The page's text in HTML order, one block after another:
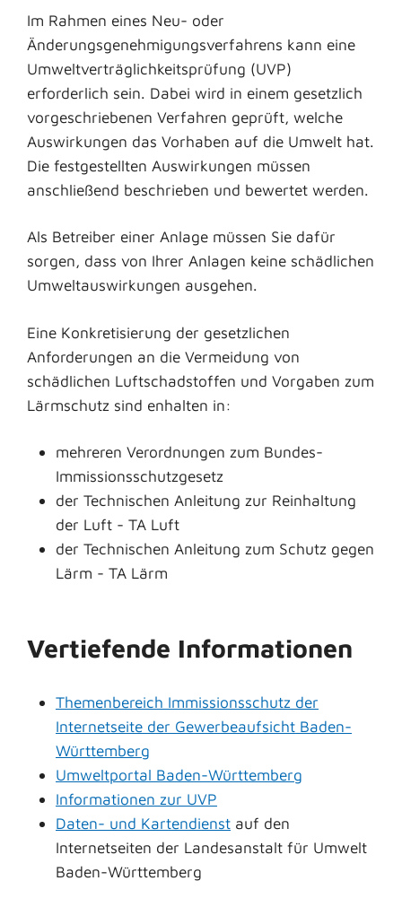
Im Rahmen eines Neu- oder
Änderungsgenehmigungsverfahrens kann eine
Umweltverträglichkeitsprüfung (UVP)
erforderlich sein. Dabei wird in einem gesetzlich
vorgeschriebenen Verfahren geprüft, welche
Auswirkungen das Vorhaben auf die Umwelt hat.
Die festgestellten Auswirkungen müssen
anschließend beschrieben und bewertet werden.
Als Betreiber einer Anlage müssen Sie dafür
sorgen, dass von Ihrer Anlagen keine schädlichen
Umweltauswirkungen ausgehen.
Eine Konkretisierung der gesetzlichen
Anforderungen an die Vermeidung von
schädlichen Luftschadstoffen und Vorgaben zum
Lärmschutz sind enhalten in:
mehreren Verordnungen zum Bundes-
Immissionsschutzgesetz
der Technischen Anleitung zur Reinhaltung
der Luft - TA Luft
der Technischen Anleitung zum Schutz gegen
Lärm - TA Lärm
Vertiefende Informationen
Themenbereich Immissionsschutz der
Internetseite der Gewerbeaufsicht Baden-
Württemberg
Umweltportal Baden-Württemberg
Informationen zur UVP
Daten- und Kartendienst auf den
Internetseiten der Landesanstalt für Umwelt
Baden-Württemberg